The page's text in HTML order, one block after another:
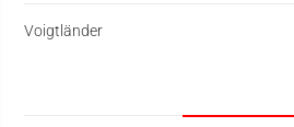
Voigtländer